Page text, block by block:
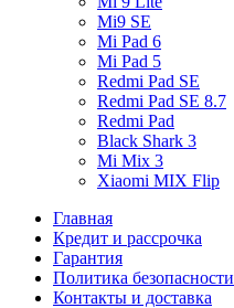
Mi9 SE
Mi Pad 6
Mi Pad 5
Redmi Pad SE
Redmi Pad SE 8.7
Redmi Pad
Black Shark 3
Mi Mix 3
Xiaomi MIX Flip
Главная
Кредит и рассрочка
Гарантия
Политика безопасности
Контакты и доставка